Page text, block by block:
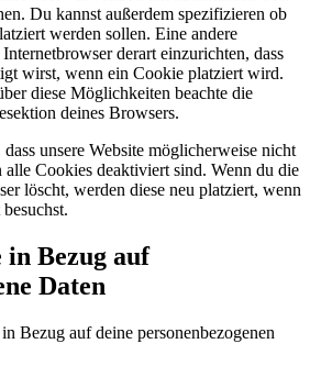
Du kannst außerdem spezifizieren ob
werden sollen. Eine andere
derart einzurichten, dass
wirst, wenn ein Cookie platziert wird.
diese Möglichkeiten beachte die
deines Browsers.
unsere Website möglicherweise nicht
Cookies deaktiviert sind. Wenn du die
löscht, werden diese neu platziert, wenn
in Bezug auf
Daten
Bezug auf deine personenbezogenen